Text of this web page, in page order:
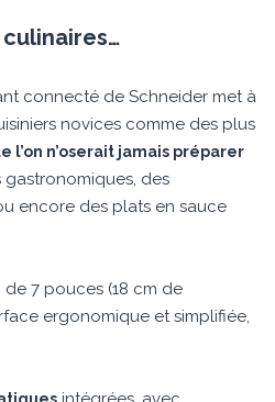
connecté de Schneider met à
novices comme des plus
l’on n’oserait jamais préparer
gastronomiques, des
encore des plats en sauce
de 7 pouces (18 cm de
ergonomique et simplifiée,